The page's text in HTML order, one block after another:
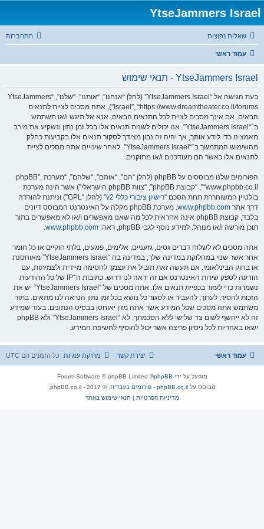
YtseJammers Israel
שאלות נפוצות התחברות
עמוד ראשי
YtseJammers Israel - תנאי שימוש
בעת הגישה אל “YtseJammers Israel” (להלן “אנחנו”, “אותנו”, “שלנו”, “YtseJammers
Israel”, “https://www.dreamtheater.co.il/forums”), אתה מסכים לציית לתנאים
הבאים. אם אינך מסכים לציית לכל התנאים הבאים, אנא אל תיגש ו/או תשתמש
ב־“YtseJammers Israel”. אנו יכולים לשנות תנאים אלו בכל זמן נתון ונשקיע את מירב
מאמצינו כדי לידע אותך, אך יהיה זה נבון מצידך לסקור תנאים אלו בקביעות כחלק
מהשימוש המתמשך ב־“YtseJammers Israel”. לאחר שינויים אתה מסכים לציית
לתנאים אלו כאשר הם מעודכנים ו/או מתוקנים.
הפורומים שלנו מבוססים על phpBB (להלן “הם”, “אותם”, “שלהם”, “מערכת phpBB”,
“www.phpbb.co.il”, “קבוצת phpBB”, “צוות phpBB הישראלי”) אשר הינה מערכת
בולטיין המשוחררת תחת הסכם “רישיון ציבורי כללי v2
” (להלן “GPL”) וניתנת להורדה
דרך אתר www.phpbb.com
. מערכת phpBB מקלה על האינטרנט המבוסס דיונים
בלבד, קבוצת phpBB אינה אחראית לכל מה שאנו מאפשרים ו/או לא מאפשרים בתור
תוכן מורשה ו/או מנוהל. למידע נוסף לגבי phpBB, ראה:
www.phpbb.com
.
אתה מסכים לא לשלוח דברים גסים, גזעניים, אלימים, פוגעים, בלתי חוקיים או כל חומר
אחר אשר שנוי במחלוקת במדינה שלך, במדינה בה “YtseJammers Israel” מאוחסנת
או בחוק הבינלאומי. אם תעשה זאת תוביל את עצמך לחסימה מיידית ולצמיתות, עם
הודעה לספק שירות האינטרנט אם זה יראה לנו דרוש. כתובות ה־IP של כל ההודעות
נשמרות כדי לעזור בכפיית תנאים אלו. אתה מסכים של “YtseJammers Israel” יש את
הזכות להסיר, לערוך, להעביר או לסגור כל נושא בכל זמן נתון הנראה לנו מתאים. בתור
משתמש אתה מסכים שכל המידע אשר אתה מזין יאוחסן בבסיס הנתונים. בעוד שמידע
זה לא ייחשף לשום צד שלישי ללא הסכמתך, לא “YtseJammers Israel” ולא phpBB
ישאו באחריות לכל ניסיון פריצה אשר יכול להוסיף לחשיפת המידע.
עמוד ראשי כל הזמנים הם UTC מחיקת עוגיות יצירת קשר
מופעל על ידי phpBB
® Forum Software © phpBB Limited
מבוסס על phpBB.co.il - פורומים בעברית
. © 2017 - phpBB.co.il.
מדיניות הפרטיות |תנאי שימוש באתר